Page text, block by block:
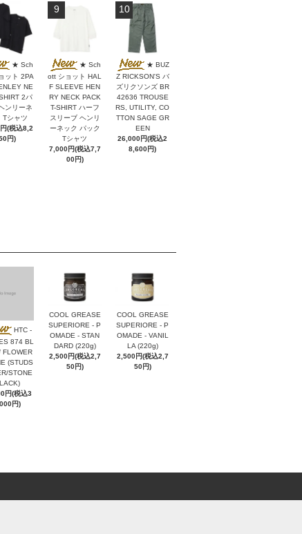
★ Sch
ット 2PA
NE
2パ
ンリーネ
Tシャツ
(税込8,2
円)
9
★ Sch
ott ショット HAL
F SLEEVE HEN
RY NECK PACK
T-SHIRT ハーフ
スリーブ ヘンリ
ーネック パック
Tシャツ
7,000円(税込7,7
00円)
10
★ BUZ
Z RICKSON'S バ
ズリクソンズ BR
42636 TROUSE
RS, UTILITY, CO
TTON SAGE GR
EEN
26,000円(税込2
8,600円)
HTC -
874 BL
FLOWER
(STUDS
STONE
円(税込3
円)
COOL GREASE
SUPERIORE - P
OMADE - STAN
DARD (220g)
2,500円(税込2,7
50円)
COOL GREASE
SUPERIORE - P
OMADE - VANIL
LA (220g)
2,500円(税込2,7
50円)